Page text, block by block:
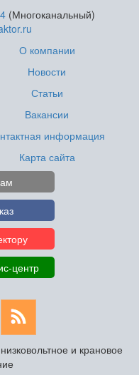
(Многоканальный)
О компании
Новости
Статьи
Вакансии
информация
Карта сайта
центр
и крановое